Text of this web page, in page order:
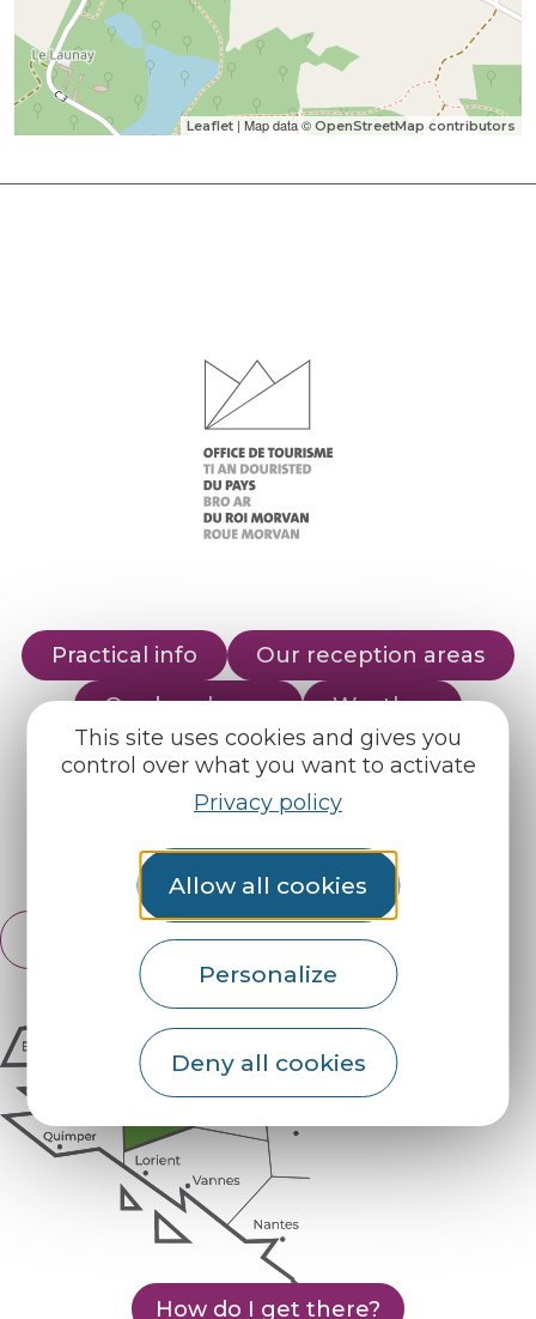
This site uses cookies and gives you
control over what you want to activate
Privacy policy
Allow all cookies
Personalize
Deny all cookies
Leaflet | Map data © OpenStreetMap contributors
Practical info
Our reception areas
Our brochures
Weather
Find us on :
Espace pro Partners
English
Français
How do I get there?